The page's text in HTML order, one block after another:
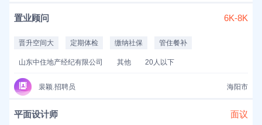
置业顾问 6K-8K
晋升空间大 定期体检 缴纳社保 管住餐补
山东中住地产经纪有限公司 其他 20人以下
裴颖.招聘员 海阳市
平面设计师 面议